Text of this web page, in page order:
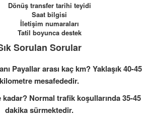
Dönüş transfer tarihi teyidi
Saat bilgisi
İletişim numaraları
Tatil boyunca destek
Sorulan Sorular
Payallar arası kaç km? Yaklaşık 40-45
kilometre mesafededir.
Normal trafik koşullarında 35-45
dakika sürmektedir.